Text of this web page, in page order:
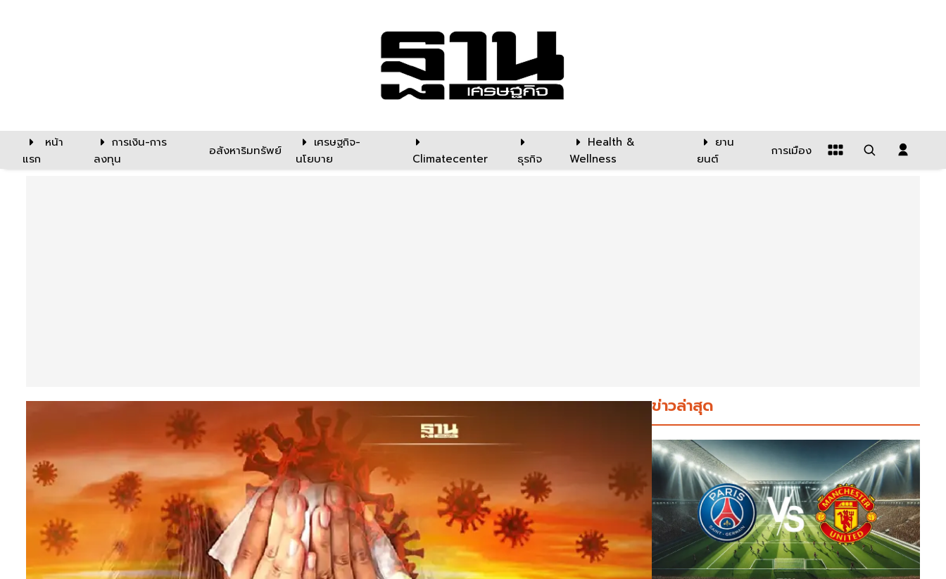
หน้า
แรก
การเงิน-การ
ลงทุน
อสังหาริมทรัพย์
เศรษฐกิจ-
นโยบาย
Climatecenter ธุรกิจ
Health &
Wellness
ยาน
ยนต์
การเมือง
ข่าวล่าสุด